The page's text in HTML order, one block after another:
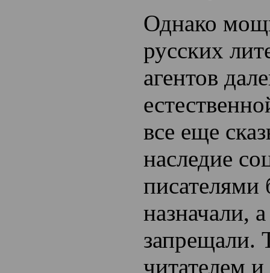
Однако
русских
агентов
все еще
наследие
писателями
назначали,
запрещали.
читателем